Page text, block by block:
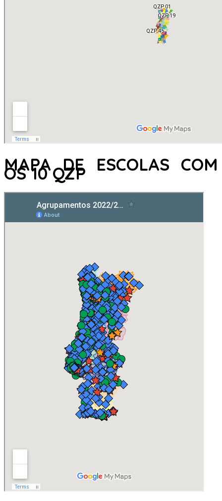
MAPA DE ESCOLAS COM
OS 10 QZP